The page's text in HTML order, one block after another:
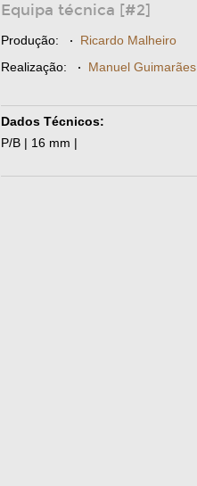
Equipa técnica [#2]
Produção: · Ricardo Malheiro
Realização: · Manuel Guimarães
Dados Técnicos:
P/B | 16 mm |